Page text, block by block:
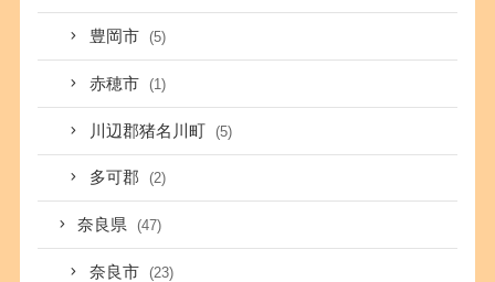
豊岡市 (5)
赤穂市 (1)
川辺郡猪名川町 (5)
多可郡 (2)
奈良県 (47)
奈良市 (23)